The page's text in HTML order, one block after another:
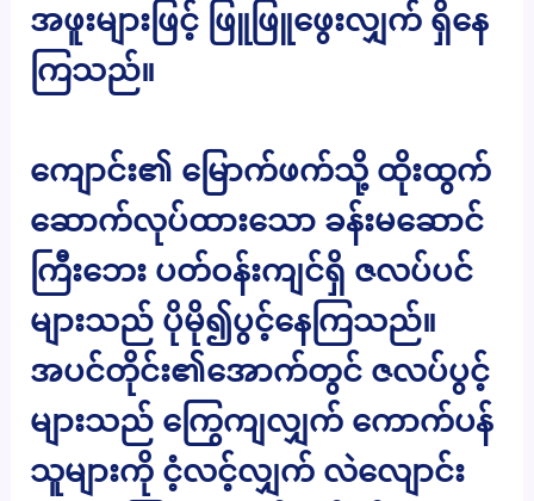
အဖူးများဖြင့် ဖြူဖြူဖွေးလျှက် ရှိနေ
ကြသည်။
ကျောင်း၏ မြောက်ဖက်သို့ ထိုးထွက်
ဆောက်လုပ်ထားသော ခန်းမဆောင်
ကြီးဘေး ပတ်ဝန်းကျင်ရှိ ဇလပ်ပင်
များသည် ပိုမို၍ပွင့်နေကြသည်။
အပင်တိုင်း၏အောက်တွင် ဇလပ်ပွင့်
များသည် ကြွေကျလျှက် ကောက်ပန်
သူများကို ငံ့လင့်လျှက် လဲလျောင်း